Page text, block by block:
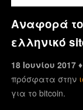
Αναφορά
ελληνικό
18 Ιουνίου 2017
πρόσφατα στην
για το bitcoin.